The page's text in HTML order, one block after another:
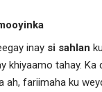
inay si sahlan
khiyaamo tahay. Ka
ah, fariimaha ku